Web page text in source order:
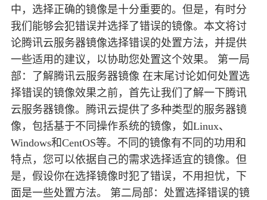
中，选择正确的镜像是十分重要的。但是，有时分
我们能够会犯错误并选择了错误的镜像。本文将讨
论腾讯云服务器镜像选择错误的处置方法，并提供
一些适用的建议，以协助您处置这个效果。 第一局
部：了解腾讯云服务器镜像 在末尾讨论如何处置选
择错误的镜像效果之前，首先让我们了解一下腾讯
云服务器镜像。腾讯云提供了多种类型的服务器镜
像，包括基于不同操作系统的镜像，如Linux、
Windows和CentOS等。不同的镜像有不同的功用和
特点，您可以依据自己的需求选择适宜的镜像。但
是，假设你在选择镜像时犯了错误，不用担忧，下
面是一些处置方法。 第二局部：处置选择错误的镜